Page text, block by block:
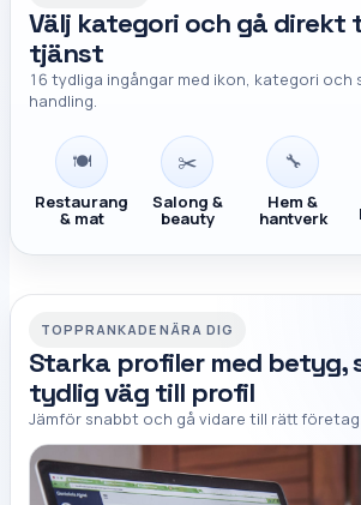
Välj kategori och gå direkt
tjänst
16 tydliga ingångar med ikon, kategori och
handling.
🍽️
Restaurang
& mat
✂️
Salong &
beauty
🔧
Hem &
hantverk
TOPPRANKADE NÄRA DIG
Starka profiler med betyg,
tydlig väg till profil
Jämför snabbt och gå vidare till rätt